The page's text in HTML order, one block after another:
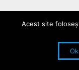
Acest site
Ok